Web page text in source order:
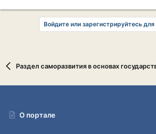
Войдите или зарегистрируйтесь для
Раздел саморазвития в основах
О портале